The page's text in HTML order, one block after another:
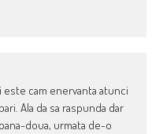
este cam enervanta atunci
Ala da sa raspunda dar
doua, urmata de-o